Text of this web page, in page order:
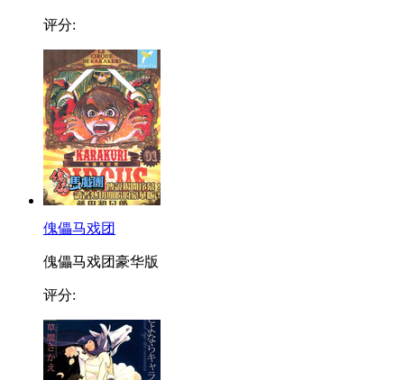
评分:
傀儡马戏团
傀儡马戏团豪华版
评分: